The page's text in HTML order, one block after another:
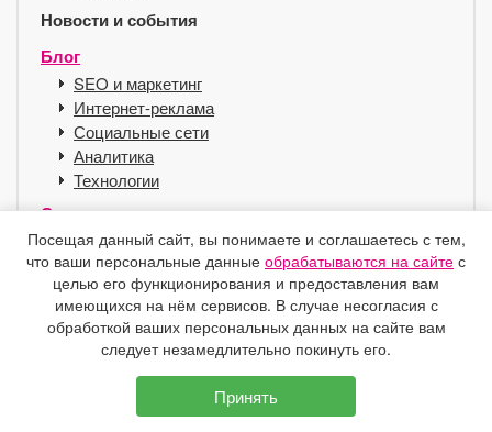
Новости и события
Блог
SEO и маркетинг
Интернет-реклама
Социальные сети
Аналитика
Технологии
Сервисы
Хостинг для SEO
Справочник
Защита e-mail
Контакты
Посещая данный сайт, вы понимаете и соглашаетесь с тем,
что ваши персональные данные обрабатываются на сайте с
целью его функционирования и предоставления вам
имеющихся на нём сервисов. В случае несогласия с
обработкой ваших персональных данных на сайте вам
следует незамедлительно покинуть его.
Принять